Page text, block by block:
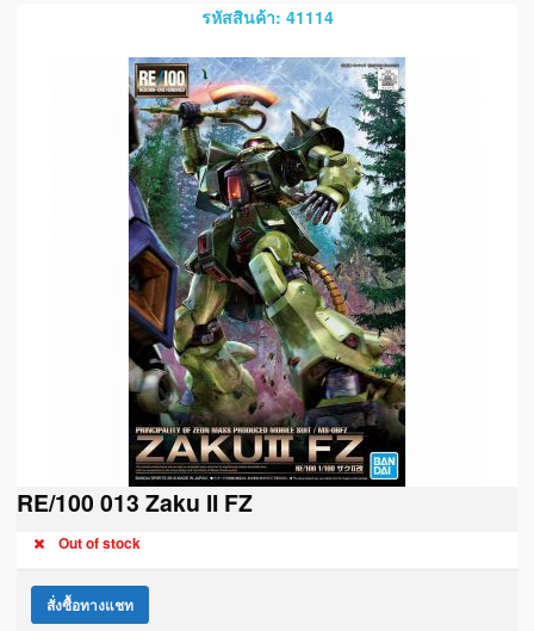
รหัสสินค้า: 41114
RE/100 013 Zaku II FZ
Out of stock
สั่งซื้อทางแชท